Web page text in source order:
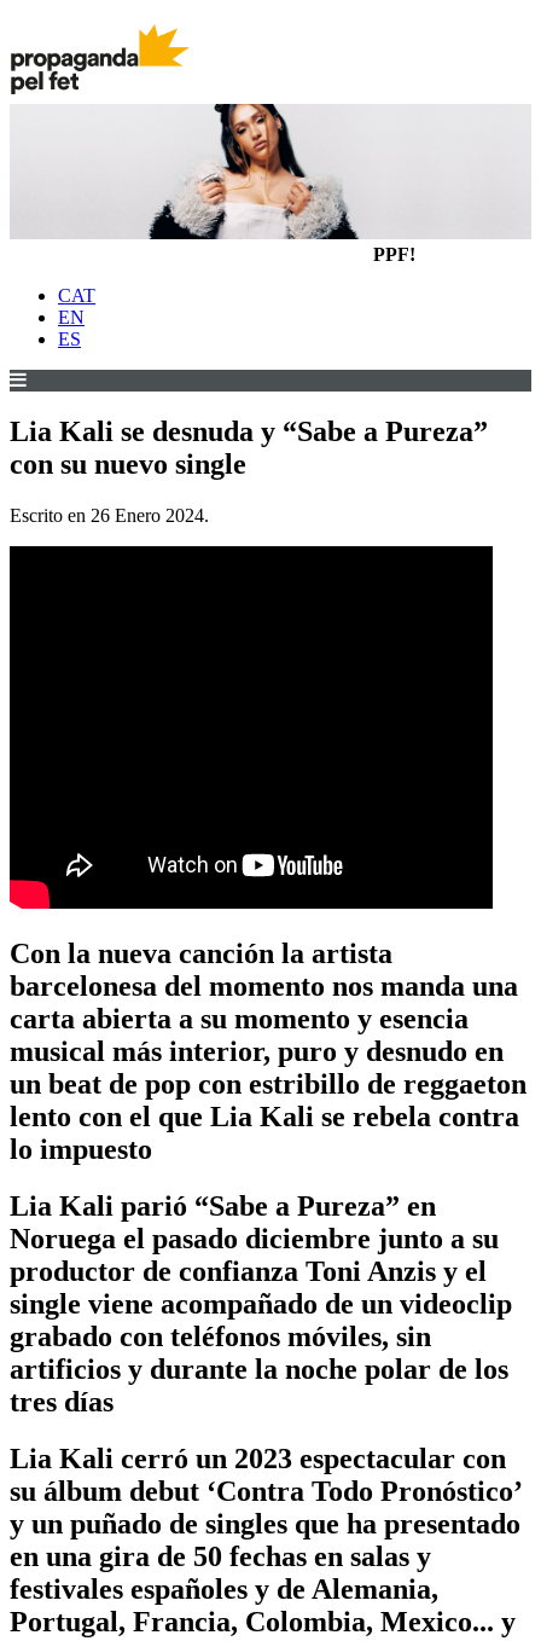
PPF!
CAT
EN
ES
Lia Kali se desnuda y “Sabe a Pureza”
con su nuevo single
Escrito en 26 Enero 2024.
Con la nueva canción la artista
barcelonesa del momento nos manda una
carta abierta a su momento y esencia
musical más interior, puro y desnudo en
un beat de pop con estribillo de reggaeton
lento con el que Lia Kali se rebela contra
lo impuesto
Lia Kali parió “Sabe a Pureza” en
Noruega el pasado diciembre junto a su
productor de confianza Toni Anzis y el
single viene acompañado de un videoclip
grabado con teléfonos móviles, sin
artificios y durante la noche polar de los
tres días
Lia Kali cerró un 2023 espectacular con
su álbum debut ‘Contra Todo Pronóstico’
y un puñado de singles que ha presentado
en una gira de 50 fechas en salas y
festivales españoles y de Alemania,
Portugal, Francia, Colombia, Mexico... y